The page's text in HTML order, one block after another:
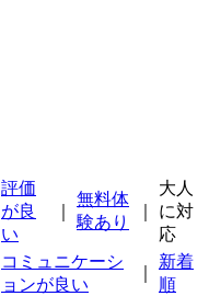
評価
が良
い
無料体
験あり
大人
に対
応
コミュニケーシ
ョンが良い
新着
順